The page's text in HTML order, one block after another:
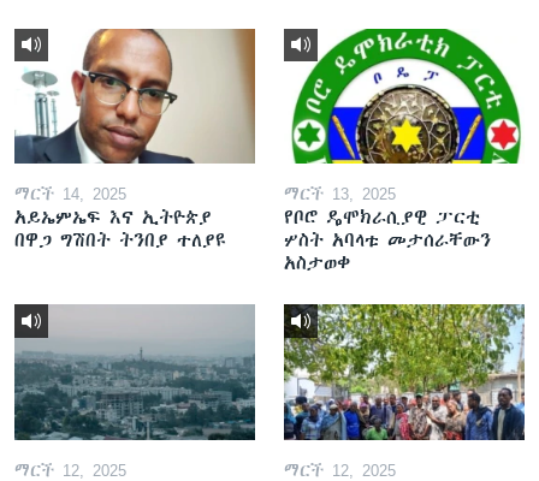
ማርች 14, 2025
አይኤምኤፍ እና ኢትዮጵያ
በዋጋ ግሽበት ትንበያ ተለያዩ
ማርች 13, 2025
የቦሮ ዴሞክራሲያዊ ፓርቲ
ሦስት አባላቱ መታሰራቸውን
አስታወቀ
ማርች 12, 2025 ማርች 12, 2025